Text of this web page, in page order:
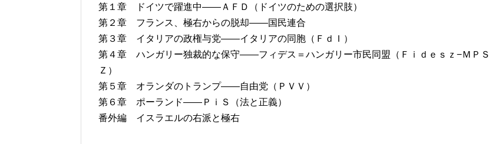
第１章 ドイツで躍進中――ＡＦＤ（ドイツのための選択肢）
第２章 フランス、極右からの脱却――国民連合
第３章 イタリアの政権与党――イタリアの同胞（ＦｄＩ）
第４章 ハンガリー独裁的な保守――フィデス＝ハンガリー市民同盟（Ｆｉｄｅｓｚ−ＭＰＳ
Ｚ）
第５章 オランダのトランプ――自由党（ＰＶＶ）
第６章 ポーランド――ＰｉＳ（法と正義）
番外編 イスラエルの右派と極右